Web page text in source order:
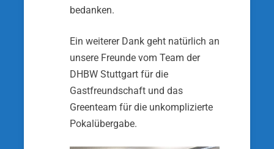
bedanken.
Ein weiterer Dank geht natürlich an
unsere Freunde vom Team der
DHBW Stuttgart für die
Gastfreund­schaft und das
Greenteam für die unkomplizierte
Pokalübergabe.